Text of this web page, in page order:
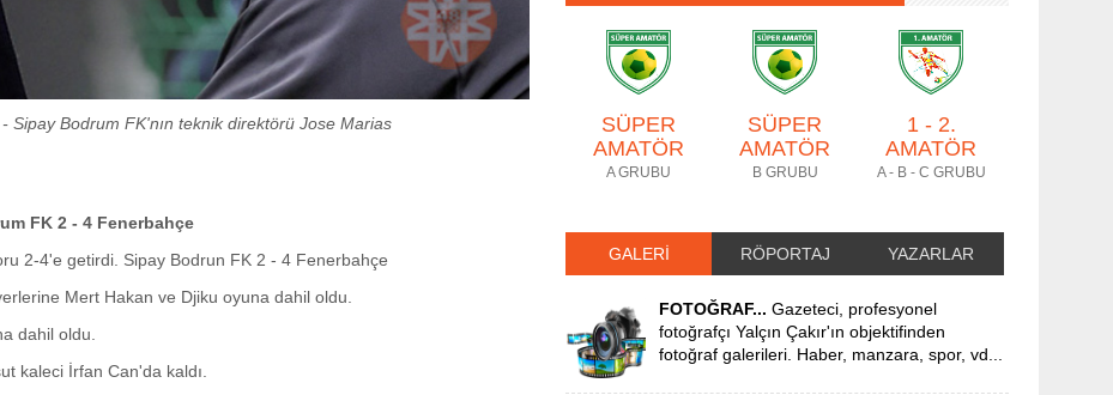
Bodrum FK'nın teknik direktörü Jose Marias
FK 2 - 4 Fenerbahçe
2-4'e getirdi. Sipay Bodrun FK 2 - 4 Fenerbahçe
Mert Hakan ve Djiku oyuna dahil oldu.
dahil oldu.
kaleci İrfan Can'da kaldı.
SÜPER
AMATÖR
A GRUBU
SÜPER
AMATÖR
B GRUBU
1 - 2.
AMATÖR
A - B - C GRUBU
GALERİ RÖPORTAJ YAZARLAR
FOTOĞRAF... Gazeteci, profesyonel
fotoğrafçı Yalçın Çakır'ın objektifinden
fotoğraf galerileri. Haber, manzara, spor, vd...